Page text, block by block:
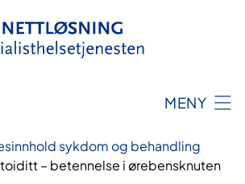
MENY
sykdom og behandling
– betennelse i ørebensknuten